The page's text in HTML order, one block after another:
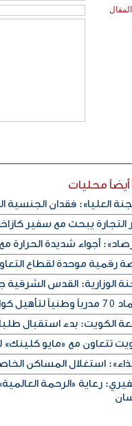
أيضاً محليات
العليا»: فقدان الجنسية
التجارة يبحث مع سفير
أجواء شديدة الحرارة
رقمية موحدة لقطاع
الوزارية: القدس
وطنية في «الحوكمة»
الكويت: بدء استقبال طلبات
تتعاون مع «مايو كلينك»
استغلال المساكن
رعاية «الرحمة